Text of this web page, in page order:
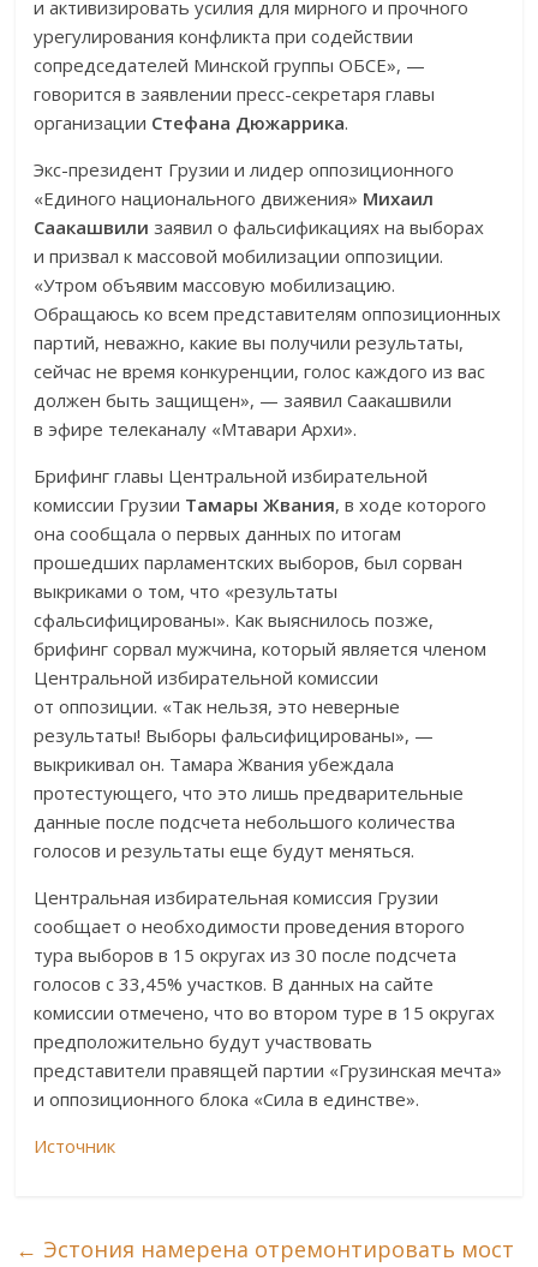
и активизировать усилия для мирного и прочного
урегулирования конфликта при содействии
сопредседателей Минской группы ОБСЕ», —
говорится в заявлении пресс-секретаря главы
организации Стефана Дюжаррика.
Экс-президент Грузии и лидер оппозиционного
«Единого национального движения» Михаил
Саакашвили заявил о фальсификациях на выборах
и призвал к массовой мобилизации оппозиции.
«Утром объявим массовую мобилизацию.
Обращаюсь ко всем представителям оппозиционных
партий, неважно, какие вы получили результаты,
сейчас не время конкуренции, голос каждого из вас
должен быть защищен», — заявил Саакашвили
в эфире телеканалу «Мтавари Архи».
Брифинг главы Центральной избирательной
комиссии Грузии Тамары Жвания, в ходе которого
она сообщала о первых данных по итогам
прошедших парламентских выборов, был сорван
выкриками о том, что «результаты
сфальсифицированы». Как выяснилось позже,
брифинг сорвал мужчина, который является членом
Центральной избирательной комиссии
от оппозиции. «Так нельзя, это неверные
результаты! Выборы фальсифицированы», —
выкрикивал он. Тамара Жвания убеждала
протестующего, что это лишь предварительные
данные после подсчета небольшого количества
голосов и результаты еще будут меняться.
Центральная избирательная комиссия Грузии
сообщает о необходимости проведения второго
тура выборов в 15 округах из 30 после подсчета
голосов с 33,45% участков. В данных на сайте
комиссии отмечено, что во втором туре в 15 округах
предположительно будут участвовать
представители правящей партии «Грузинская мечта»
и оппозиционного блока «Сила в единстве».
Источник
← Эстония намерена отремонтировать мост